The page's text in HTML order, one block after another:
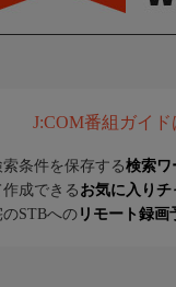
J:COM番組ガイ
条件を保存する検索ワ
成できる お気に入り
STBへの リモート録画